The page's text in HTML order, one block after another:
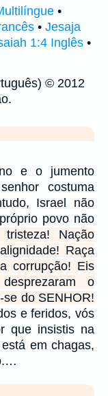
•
• Jesaja
1:4 Inglês •
© 2012
e o jumento
costuma
Israel não
povo não
Nação
Raça
corrupção! Eis
o
do SENHOR!
e feridos, vós
que insistis na
em chagas,